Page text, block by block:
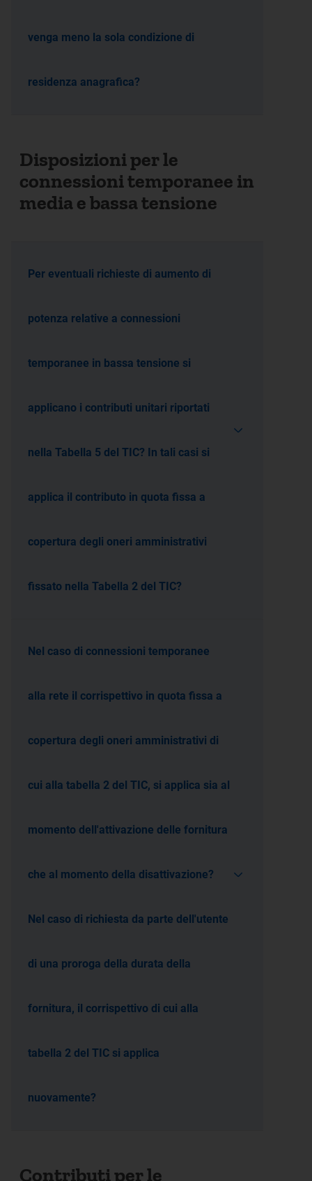
venga meno la sola condizione di
residenza anagrafica?
Disposizioni per le
connessioni temporanee in
media e bassa tensione
Per eventuali richieste di aumento di
potenza relative a connessioni
temporanee in bassa tensione si
applicano i contributi unitari riportati
nella Tabella 5 del TIC? In tali casi si
applica il contributo in quota fissa a
copertura degli oneri amministrativi
fissato nella Tabella 2 del TIC?
Nel caso di connessioni temporanee
alla rete il corrispettivo in quota fissa a
copertura degli oneri amministrativi di
cui alla tabella 2 del TIC, si applica sia al
momento dell'attivazione delle fornitura
che al momento della disattivazione?
Nel caso di richiesta da parte dell'utente
di una proroga della durata della
fornitura, il corrispettivo di cui alla
tabella 2 del TIC si applica
nuovamente?
Contributi per le